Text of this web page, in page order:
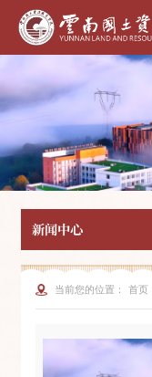
新闻中心
当前您的位置： 首页